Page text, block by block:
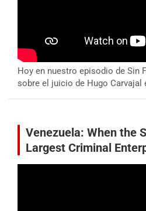
Hoy en nuestro episodio de Sin
sobre el juicio de Hugo Carvajal
Venezuela: When the
Largest Criminal